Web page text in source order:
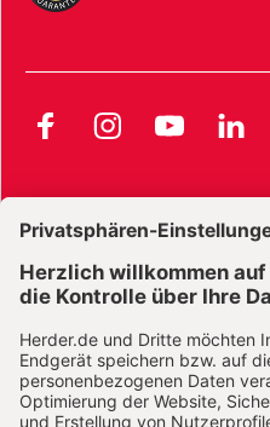
FacebookInstagramYouTube
Widerrufsbelehrung
Datenschutz Social Media
Vertrag